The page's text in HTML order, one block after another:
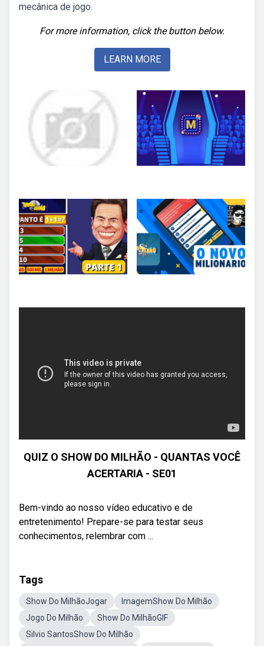
mecânica de jogo.
For more information, click the button below.
LEARN MORE
QUIZ O SHOW DO MILHÃO - QUANTAS VOCÊ
ACERTARIA - SE01
Bem-vindo ao nosso vídeo educativo e de
entretenimento! Prepare-se para testar seus
conhecimentos, relembrar com ...
Tags
Show Do MilhãoJogar
ImagemShow Do Milhão
Jogo Do Milhão
Show Do MilhãoGIF
Silvio SantosShow Do Milhão